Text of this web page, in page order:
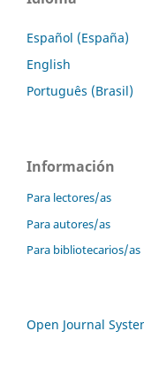
Español (España)
English
Português (Brasil)
Información
Para lectores/as
Para autores/as
Para bibliotecarios/as
Open Journal